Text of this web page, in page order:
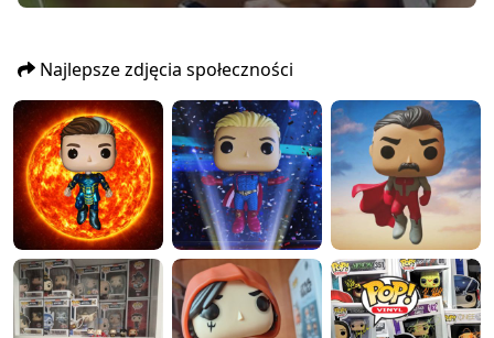
Najlepsze zdjęcia społeczności